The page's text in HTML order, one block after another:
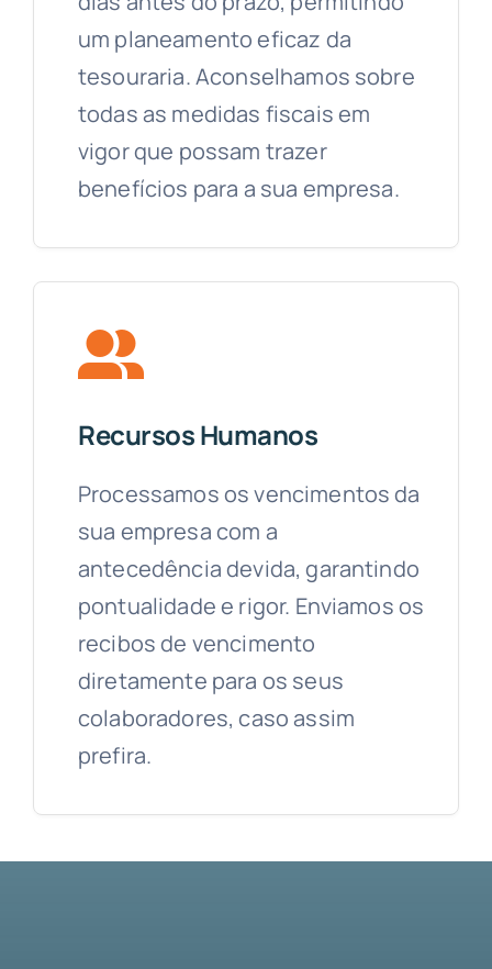
um planeamento eficaz da
tesouraria. Aconselhamos sobre
todas as medidas fiscais em
vigor que possam trazer
benefícios para a sua empresa.
Recursos Humanos
Processamos os vencimentos da
sua empresa com a
antecedência devida, garantindo
pontualidade e rigor. Enviamos os
recibos de vencimento
diretamente para os seus
colaboradores, caso assim
prefira.